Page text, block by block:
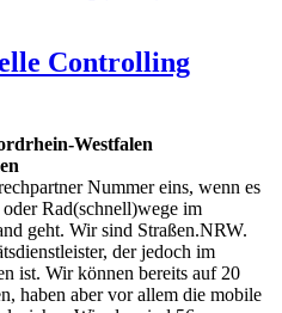
Controlling
Westfalen
Nummer eins, wenn es
Rad(schnell)wege im
geht. Wir sind Straßen.NRW.
der jedoch im
ist. Wir können bereits auf 20
haben aber vor allem die mobile